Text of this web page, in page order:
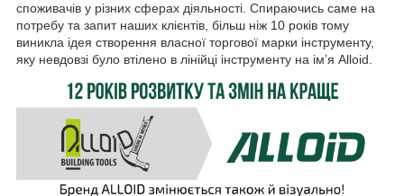
споживачів у різних сферах діяльності. Спираючись саме на
потребу та запит наших клієнтів, більш ніж 10 років тому
виникла ідея створення власної торгової марки інструменту,
яку невдовзі було втілено в лінійці інструменту на ім’я Alloid.